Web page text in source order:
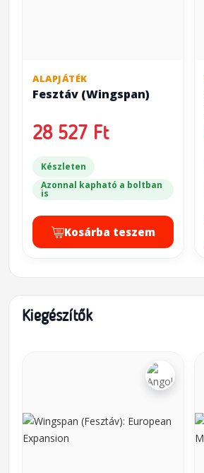
ALAPJÁTÉK
Fesztáv (Wingspan)
28 527 Ft
Készleten
Azonnal kapható a boltban
is
Kosárba teszem
Kiegészítők